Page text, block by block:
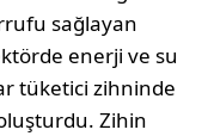
sağlayan
enerji ve su
tüketici zihninde
Zihin